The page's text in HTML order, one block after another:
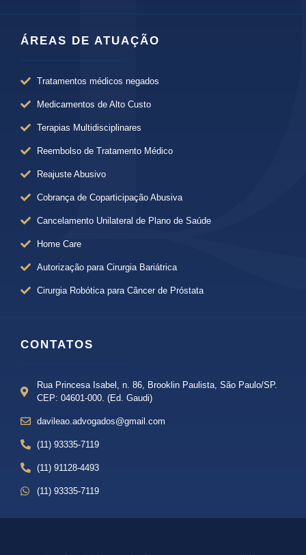
ÁREAS DE ATUAÇÃO
Tratamentos médicos negados
Medicamentos de Alto Custo
Terapias Multidisciplinares
Reembolso de Tratamento Médico
Reajuste Abusivo
Cobrança de Coparticipação Abusiva
Cancelamento Unilateral de Plano de Saúde
Home Care
Autorização para Cirurgia Bariátrica
Cirurgia Robótica para Câncer de Próstata
CONTATOS
Rua Princesa Isabel, n. 86, Brooklin Paulista, São Paulo/SP.
CEP: 04601-000. (Ed. Gaudi)
davileao.advogados@gmail.com
(11) 93335-7119
(11) 91128-4493
(11) 93335-7119